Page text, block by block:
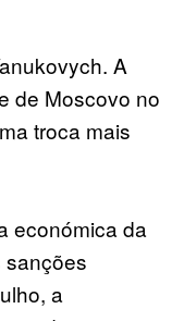
A
de Moscovo no
troca mais
económica da
sanções
a